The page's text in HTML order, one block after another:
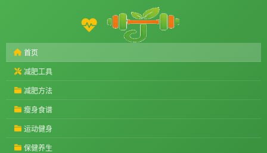
首页
减肥工具
减肥方法
瘦身食谱
运动健身
保健养生